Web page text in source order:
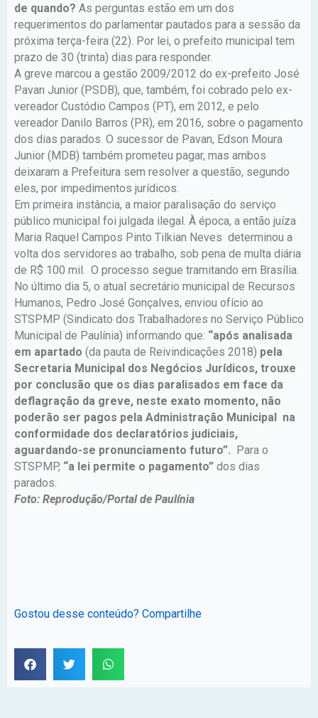
de quando? As perguntas estão em um dos
requerimentos do parlamentar pautados para a sessão da
próxima terça-feira (22). Por lei, o prefeito municipal tem
prazo de 30 (trinta) dias para responder.
A greve marcou a gestão 2009/2012 do ex-prefeito José
Pavan Junior (PSDB), que, também, foi cobrado pelo ex-
vereador Custódio Campos (PT), em 2012, e pelo
vereador Danilo Barros (PR), em 2016, sobre o pagamento
dos dias parados. O sucessor de Pavan, Edson Moura
Junior (MDB) também prometeu pagar, mas ambos
deixaram a Prefeitura sem resolver a questão, segundo
eles, por impedimentos jurídicos.
Em primeira instância, a maior paralisação do serviço
público municipal foi julgada ilegal. À época, a então juíza
Maria Raquel Campos Pinto Tilkian Neves determinou a
volta dos servidores ao trabalho, sob pena de multa diária
de R$ 100 mil. O processo segue tramitando em Brasília.
No último dia 5, o atual secretário municipal de Recursos
Humanos, Pedro José Gonçalves, enviou ofício ao
STSPMP (Sindicato dos Trabalhadores no Serviço Público
Municipal de Paulínia) informando que: “após analisada
em apartado (da pauta de Reivindicações 2018) pela
Secretaria Municipal dos Negócios Jurídicos, trouxe
por conclusão que os dias paralisados em face da
deflagração da greve, neste exato momento, não
poderão ser pagos pela Administração Municipal na
conformidade dos declaratórios judiciais,
aguardando-se pronunciamento futuro”. Para o
STSPMP, “a lei permite o pagamento” dos dias
parados.
Foto: Reprodução/Portal de Paulínia
Gostou desse conteúdo? Compartilhe